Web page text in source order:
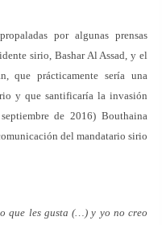
por algunas prensas
sirio, Bashar Al Assad, y el
que prácticamente sería una
y que santificaría la invasión
de 2016) Bouthaina
del mandatario sirio
que les gusta (…) y yo no creo